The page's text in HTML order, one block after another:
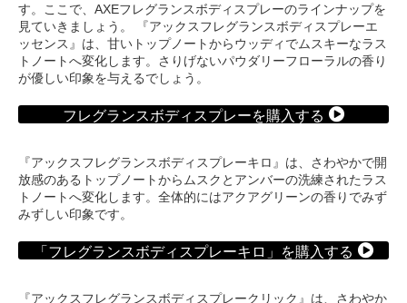
す。ここで、AXEフレグランスボディスプレーのラインナップを
見ていきましょう。 『アックスフレグランスボディスプレーエ
ッセンス』は、甘いトップノートからウッディでムスキーなラス
トノートへ変化します。さりげないパウダリーフローラルの香り
が優しい印象を与えるでしょう。
フレグランスボディスプレーを購入する
『アックスフレグランスボディスプレーキロ』は、さわやかで開
放感のあるトップノートからムスクとアンバーの洗練されたラス
トノートへ変化します。全体的にはアクアグリーンの香りでみず
みずしい印象です。
「フレグランスボディスプレーキロ」を購入する
『アックスフレグランスボディスプレークリック』は、さわやか